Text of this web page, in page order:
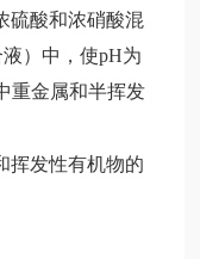
硫酸和浓硝酸混
）中，使pH为
重金属和半挥发
挥发性有机物的